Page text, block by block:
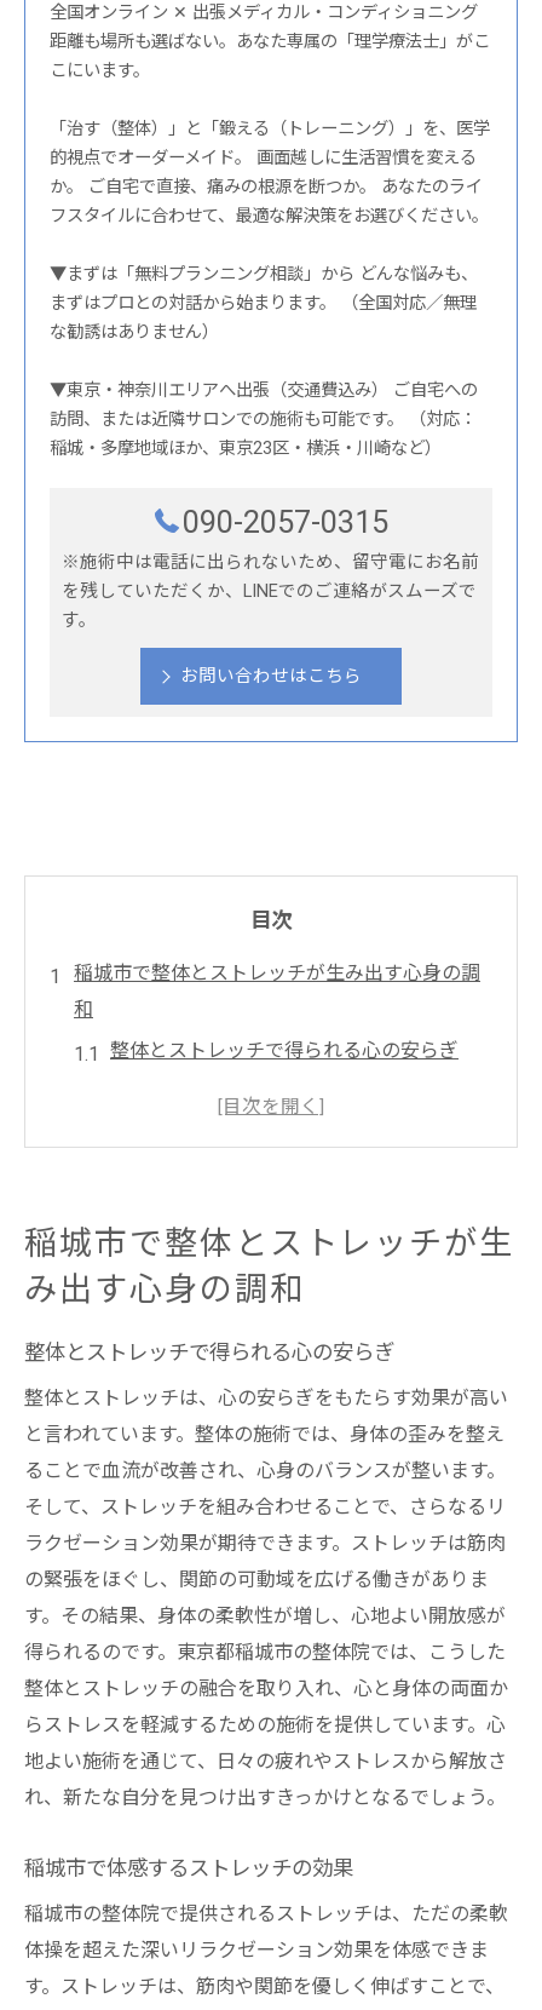
全国オンライン ✕ 出張メディカル・コンディショニング
距離も場所も選ばない。あなた専属の「理学療法士」がこ
こにいます。
「治す（整体）」と「鍛える（トレーニング）」を、医学
的視点でオーダーメイド。 画面越しに生活習慣を変える
か。 ご自宅で直接、痛みの根源を断つか。 あなたのライ
フスタイルに合わせて、最適な解決策をお選びください。
▼まずは「無料プランニング相談」から どんな悩みも、
まずはプロとの対話から始まります。 （全国対応／無理
な勧誘はありません）
▼東京・神奈川エリアへ出張（交通費込み） ご自宅への
訪問、または近隣サロンでの施術も可能です。 （対応：
稲城・多摩地域ほか、東京23区・横浜・川崎など）
090-2057-0315
※施術中は電話に出られないため、留守電にお名前
を残していただくか、LINEでのご連絡がスムーズで
す。
お問い合わせはこちら
目次
稲城市で整体とストレッチが生み出す心身の調
和
整体とストレッチで得られる心の安らぎ
稲城市で体感するストレッチの効果
稲城市の整体で心と体を調和する方法
整体とストレッチの融合で稲城市に新しいリラ
整体が提供する新しいストレッチ法
整体とストレッチで体験する開放感
稲城市で発見する整体の新たな可能性
整体とストレッチの融合がもたらす変化
東京都稲城市の整体院で体験するストレス解放
の瞬間
整体が導くストレスフリーな時間
稲城市の整体で感じる解放感
整体院でのストレス解消法
整体で心身をリセットする方法
ストレスからの解放を整体で実現
整体とストレッチが導く稲城市での心地よい変
化
稲城市で整体とストレッチが生
み出す心身の調和
整体とストレッチで得られる心の安らぎ
整体とストレッチは、心の安らぎをもたらす効果が高い
と言われています。整体の施術では、身体の歪みを整え
ることで血流が改善され、心身のバランスが整います。
そして、ストレッチを組み合わせることで、さらなるリ
ラクゼーション効果が期待できます。ストレッチは筋肉
の緊張をほぐし、関節の可動域を広げる働きがありま
す。その結果、身体の柔軟性が増し、心地よい開放感が
得られるのです。東京都稲城市の整体院では、こうした
整体とストレッチの融合を取り入れ、心と身体の両面か
らストレスを軽減するための施術を提供しています。心
地よい施術を通じて、日々の疲れやストレスから解放さ
れ、新たな自分を見つけ出すきっかけとなるでしょう。
稲城市で体感するストレッチの効果
稲城市の整体院で提供されるストレッチは、ただの柔軟
体操を超えた深いリラクゼーション効果を体感できま
す。ストレッチは、筋肉や関節を優しく伸ばすことで、